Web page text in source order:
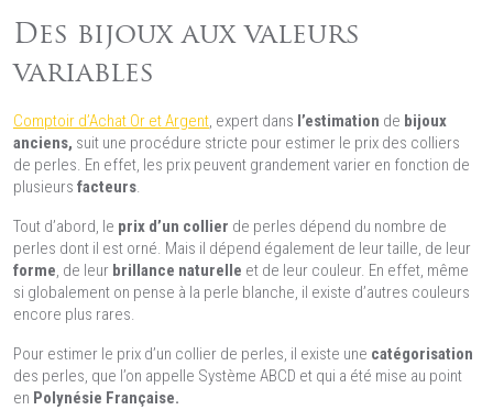
Des bijoux aux valeurs
variables
Comptoir d’Achat Or et Argent, expert dans l’estimation de bijoux
anciens, suit une procédure stricte pour estimer le prix des colliers
de perles. En effet, les prix peuvent grandement varier en fonction de
plusieurs facteurs.
Tout d’abord, le prix d’un collier de perles dépend du nombre de
perles dont il est orné. Mais il dépend également de leur taille, de leur
forme, de leur brillance naturelle et de leur couleur. En effet, même
si globalement on pense à la perle blanche, il existe d’autres couleurs
encore plus rares.
Pour estimer le prix d’un collier de perles, il existe une catégorisation
des perles, que l’on appelle Système ABCD et qui a été mise au point
en Polynésie Française.